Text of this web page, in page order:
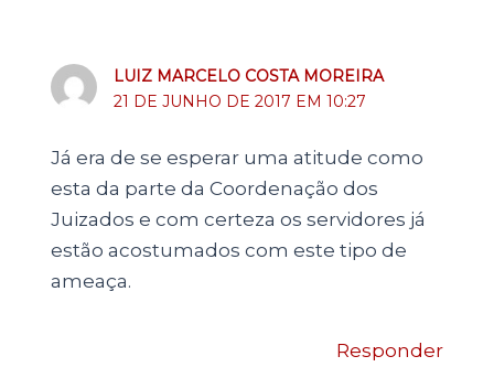
LUIZ MARCELO COSTA MOREIRA
21 DE JUNHO DE 2017 EM 10:27
Já era de se esperar uma atitude como
esta da parte da Coordenação dos
Juizados e com certeza os servidores já
estão acostumados com este tipo de
ameaça.
Responder